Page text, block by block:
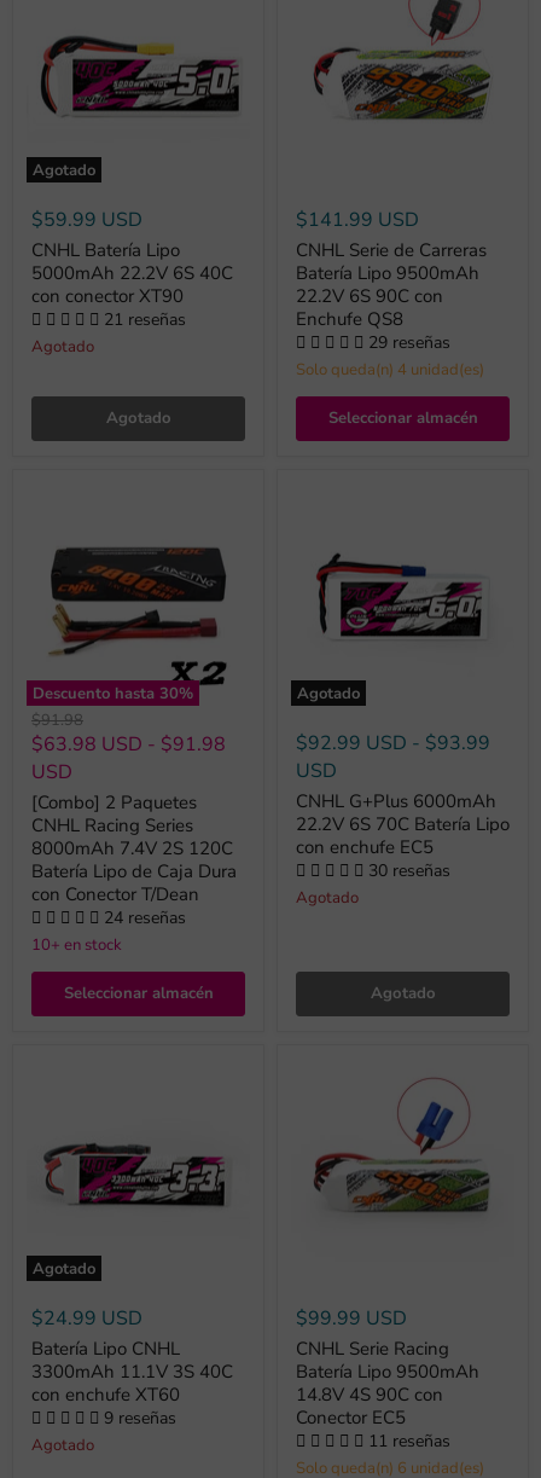
Agotado
$59.99 USD
CNHL Batería Lipo
5000mAh 22.2V 6S 40C
con conector XT90
21 reseñas
Agotado
Agotado
$141.99 USD
CNHL Serie de Carreras
Batería Lipo 9500mAh
22.2V 6S 90C con
Enchufe QS8
29 reseñas
Solo queda(n) 4 unidad(es)
Seleccionar almacén
Descuento hasta 30%
Precio
original
$91.98
$63.98 USD - $91.98
USD
[Combo] 2 Paquetes
CNHL Racing Series
8000mAh 7.4V 2S 120C
Batería Lipo de Caja Dura
con Conector T/Dean
24 reseñas
10+ en stock
Seleccionar almacén
Agotado
$92.99 USD - $93.99
USD
CNHL G+Plus 6000mAh
22.2V 6S 70C Batería Lipo
con enchufe EC5
30 reseñas
Agotado
Agotado
Agotado
$24.99 USD
Batería Lipo CNHL
3300mAh 11.1V 3S 40C
con enchufe XT60
9 reseñas
Agotado
$99.99 USD
CNHL Serie Racing
Batería Lipo 9500mAh
14.8V 4S 90C con
Conector EC5
11 reseñas
Solo queda(n) 6 unidad(es)